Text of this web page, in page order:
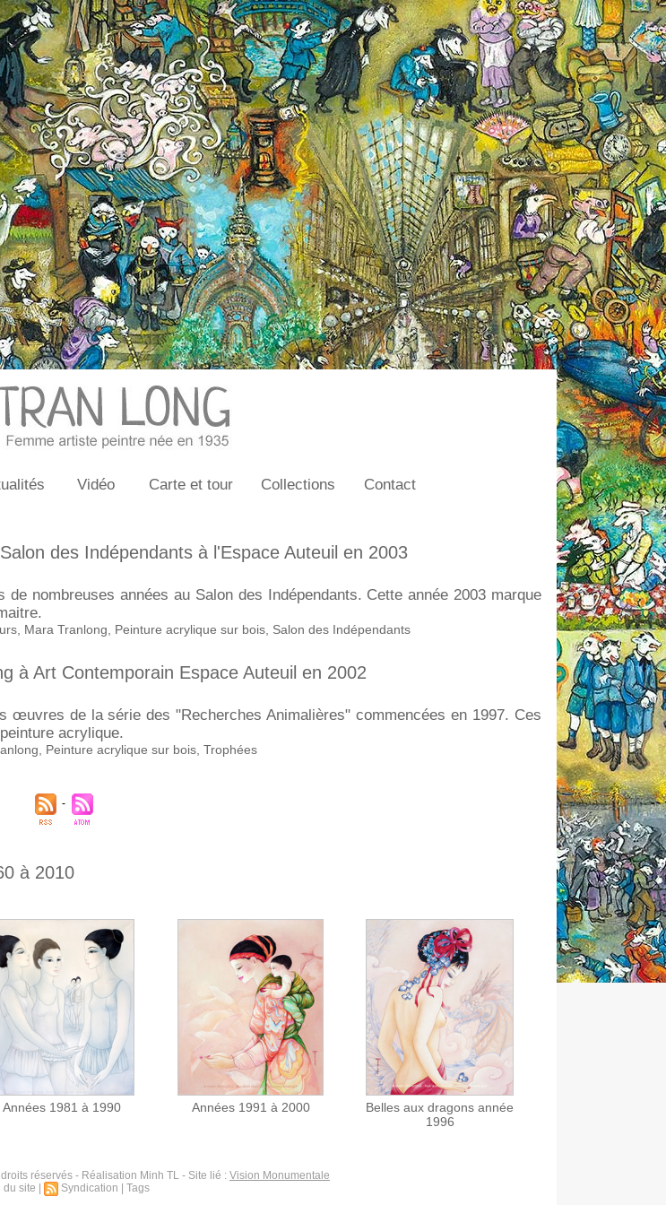
Vidéo Carte et tour Collections Contact
des Indépendants à l'Espace Auteuil en 2003
de nombreuses années au Salon des Indépendants. Cette année 2003 marque
Mara Tranlong Peinture acrylique sur bois Salon des Indépendants
à Art Contemporain Espace Auteuil en 2002
œuvres de la série des "Recherches Animalières" commencées en 1997. Ces
acrylique.
Peinture acrylique sur bois Trophées
à 2010
Années 1981 à 1990 Années 1991 à 2000
Belles aux dragons année
1996
réservés - Réalisation Minh TL - Site lié : Vision Monumentale
du site
Syndication Tags